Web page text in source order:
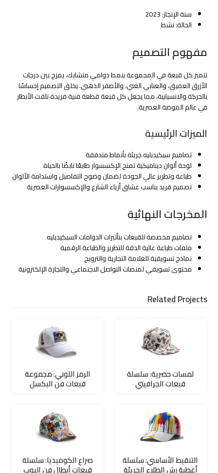
سنة الإنجاز: 2023
الحالة: نشط
مفهوم التصميم
تتميز كل قبعة في المجموعة بنمط دوامي متشابك، يمزج بين درجات
الأزرق العميق، والعنابي الغني، والأصفر الذهبي. يخلق التصميم إحساسًا
بالحركة والانسيابية، مما يجعل كل قبعة قطعة فنية فريدة تلفت الأنظار
في عالم الموضة العصرية.
الميزات الرئيسية
تصاميم سيكيديليه جريئة بأنماط متدفقة
لوحة ألوان ديناميكية تمنح الإكسسوار طابعًا نابضًا بالحياة
طباعة وتطريز عالي الجودة لضمان وضوح التفاصيل واستدامة الألوان
تصميم فريد يناسب عشاق أزياء الشارع والإكسسوارات العصرية
المخرجات النهائية
تصاميم مخصصة للقبعات بتأثيرات الدوامات السيكيديليه
ملفات طباعة عالية الدقة للتطريز والطباعة الرقمية
نماذج تسويقية للعلامة التجارية والترويج
محتوى تسويقي لمنصات التواصل الاجتماعي والتجارة الإلكترونية
Related Projects
لمسات حضرية: سلسلة
قبعات الجرافيتي
الرمز اللوني: مجموعة
قبعات فن البكسل
التنقيط الأساسي: سلسلة
أغطية رش الطلاء الجريئة
صراع الكوميديا: سلسلة
قبعات أبطال فن البوب